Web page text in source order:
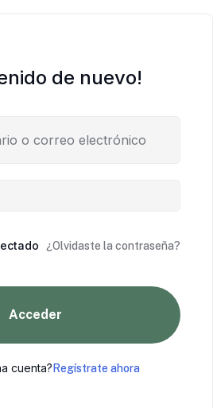
de nuevo!
¿Olvidaste la contraseña?
Acceder
cuenta? Regístrate ahora